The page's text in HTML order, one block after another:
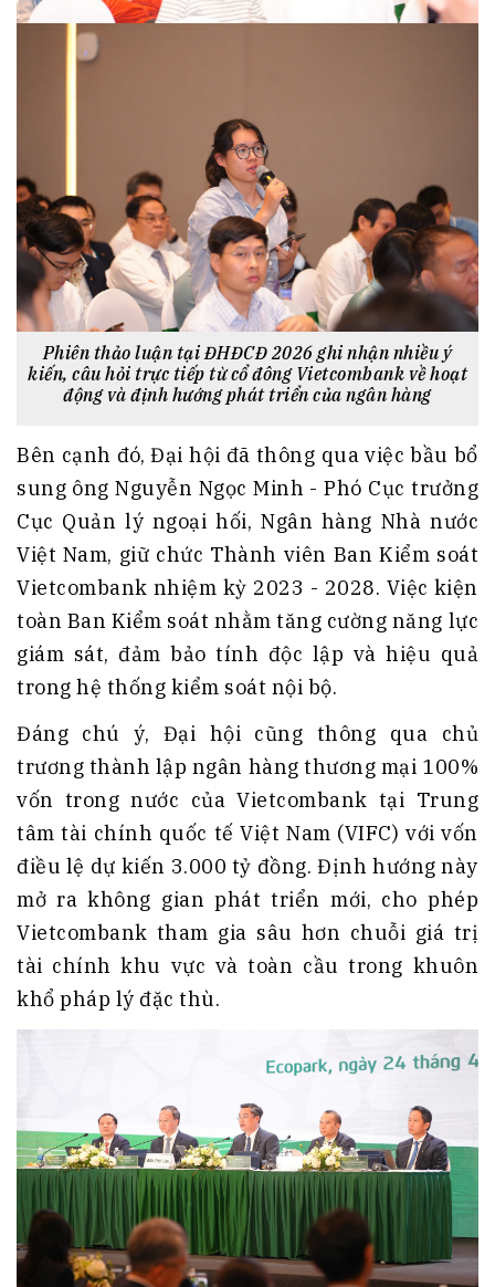
Phiên thảo luận tại ĐHĐCĐ 2026 ghi nhận nhiều ý
kiến, câu hỏi trực tiếp từ cổ đông Vietcombank về hoạt
động và định hướng phát triển của ngân hàng
Bên cạnh đó, Đại hội đã thông qua việc bầu bổ
sung ông Nguyễn Ngọc Minh - Phó Cục trưởng
Cục Quản lý ngoại hối, Ngân hàng Nhà nước
Việt Nam, giữ chức Thành viên Ban Kiểm soát
Vietcombank nhiệm kỳ 2023 - 2028. Việc kiện
toàn Ban Kiểm soát nhằm tăng cường năng lực
giám sát, đảm bảo tính độc lập và hiệu quả
trong hệ thống kiểm soát nội bộ.
Đáng chú ý, Đại hội cũng thông qua chủ
trương thành lập ngân hàng thương mại 100%
vốn trong nước của Vietcombank tại Trung
tâm tài chính quốc tế Việt Nam (VIFC) với vốn
điều lệ dự kiến 3.000 tỷ đồng. Định hướng này
mở ra không gian phát triển mới, cho phép
Vietcombank tham gia sâu hơn chuỗi giá trị
tài chính khu vực và toàn cầu trong khuôn
khổ pháp lý đặc thù.